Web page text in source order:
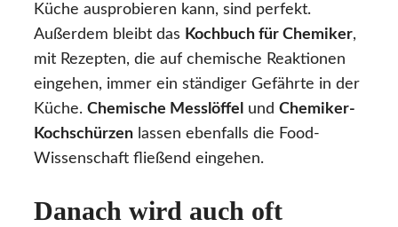
Küche ausprobieren kann, sind perfekt.
Außerdem bleibt das Kochbuch für Chemiker,
mit Rezepten, die auf chemische Reaktionen
eingehen, immer ein ständiger Gefährte in der
Küche. Chemische Messlöffel und Chemiker-
Kochschürzen lassen ebenfalls die Food-
Wissenschaft fließend eingehen.
Danach wird auch oft